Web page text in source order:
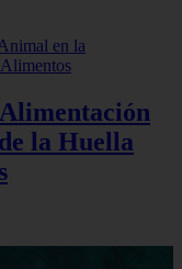
la Huella